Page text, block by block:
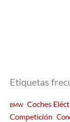
Etiquetas
BMW
Coches
Competición